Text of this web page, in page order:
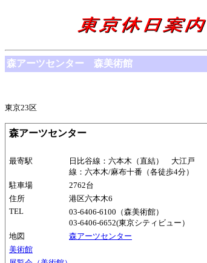
森アーツセンター 森美術館
東京23区
森アーツセンター
最寄駅
日比谷線：六本木（直結） 大江戸
線：六本木/麻布十番（各徒歩4分）
駐車場
2762台
住所
港区六本木6
TEL
03-6406-6100（森美術館）
03-6406-6652(東京シティビュー）
地図
森アーツセンター
美術館